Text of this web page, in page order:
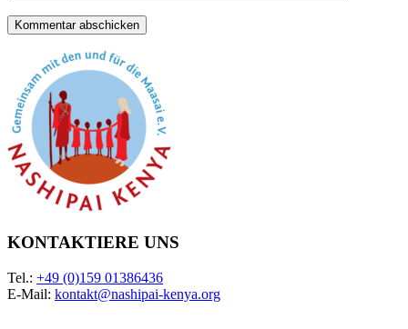
KONTAKTIERE UNS
Tel.: +49 (0)159 01386436
E-Mail: kontakt@nashipai-kenya.org